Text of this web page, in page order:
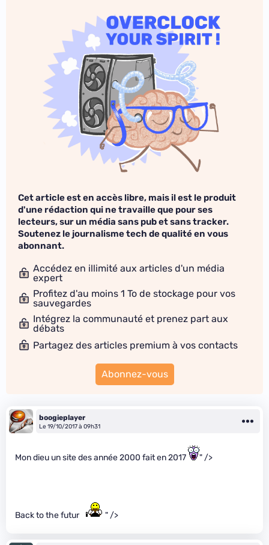
Cet article est en accès libre, mais il est le produit
d'une rédaction qui ne travaille que pour ses
lecteurs, sur un média sans pub et sans tracker.
Soutenez le journalisme tech de qualité en vous
abonnant.
Accédez en illimité aux articles d'un média
expert
Profitez d'au moins 1 To de stockage pour vos
sauvegardes
Intégrez la communauté et prenez part aux
débats
Partagez des articles premium à vos contacts
Abonnez-vous
boogieplayer
Le 19/10/2017 à 09h31
Mon dieu un site des année 2000 fait en 2017 " />
Back to the futur " />